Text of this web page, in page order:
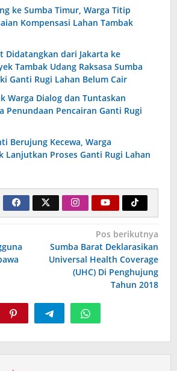
ke Sumba Timur, Warga Titip
Kompensasi Lahan Tambak
Didatangkan dari Jakarta ke
Tambak Udang Raksasa Sumba
Ganti Rugi Lahan Belum Cair
Warga Dialog dan Tuntaskan
Penundaan Pencairan Ganti Rugi
Berujung Kecewa, Warga
Lanjutkan Proses Ganti Rugi Lahan
Pos berikutnya
Sumba Barat Deklarasikan
Universal Health Coverage
(UHC) Di Penghujung
Tahun 2018